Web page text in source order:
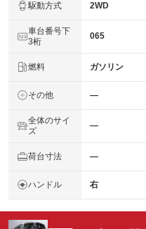
駆動方式 2WD
車台番号下
3桁
065
燃料 ガソリン
その他 ―
全体のサイ
ズ
―
荷台寸法 ―
ハンドル 右